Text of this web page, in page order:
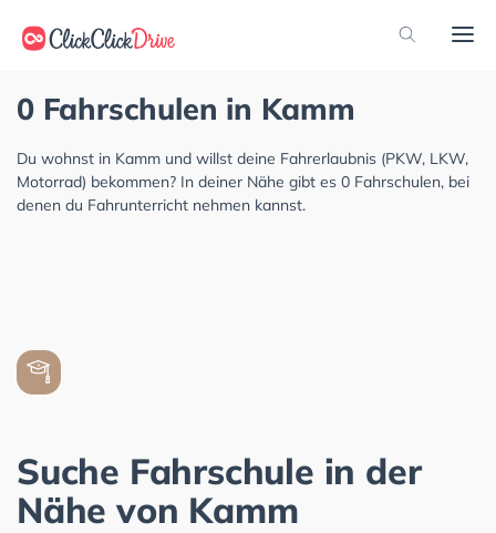
0 Fahrschulen in Kamm
Du wohnst in Kamm und willst deine Fahrerlaubnis (PKW, LKW,
Motorrad) bekommen? In deiner Nähe gibt es 0 Fahrschulen, bei
denen du Fahrunterricht nehmen kannst.
Suche Fahrschule in der
Nähe von Kamm